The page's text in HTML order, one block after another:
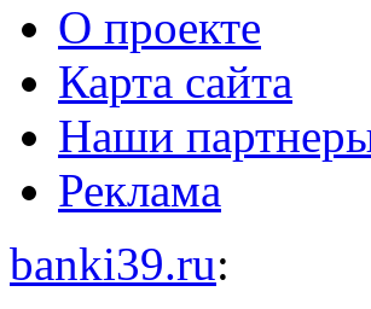
О проекте
Карта сайта
Наши
Реклама
banki39.ru: